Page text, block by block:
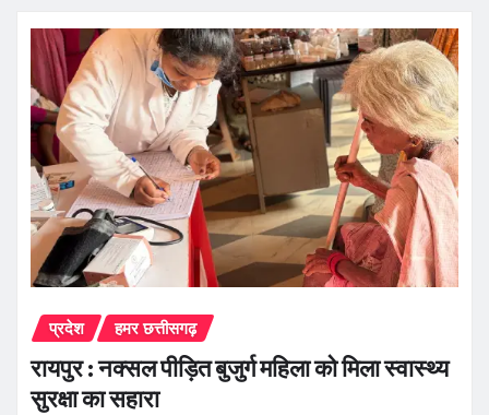
प्रदेश हमर छत्तीसगढ़
रायपुर : नक्सल पीड़ित बुजुर्ग महिला को मिला स्वास्थ्य
सुरक्षा का सहारा